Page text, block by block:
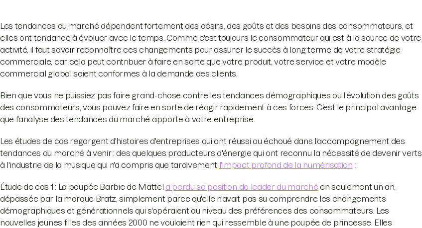
Les tendances du marché dépendent fortement des désirs, des goûts et des besoins des consommateurs, et
elles ont tendance à évoluer avec le temps. Comme c'est toujours le consommateur qui est à la source de votre
activité, il faut savoir reconnaître ces changements pour assurer le succès à long terme de votre stratégie
commerciale, car cela peut contribuer à faire en sorte que votre produit, votre service et votre modèle
commercial global soient conformes à la demande des clients.
Bien que vous ne puissiez pas faire grand-chose contre les tendances démographiques ou l'évolution des goûts
des consommateurs, vous pouvez faire en sorte de réagir rapidement à ces forces. C'est le principal avantage
que l'analyse des tendances du marché apporte à votre entreprise.
Les études de cas regorgent d'histoires d'entreprises qui ont réussi ou échoué dans l'accompagnement des
tendances du marché à venir : des quelques producteurs d'énergie qui ont reconnu la nécessité de devenir verts
à l'industrie de la musique qui n'a compris que tardivement l'impact profond de la numérisation :
Étude de cas 1 : La poupée Barbie de Mattel a perdu sa position de leader du marché en seulement un an,
dépassée par la marque Bratz, simplement parce qu'elle n'avait pas su comprendre les changements
démographiques et générationnels qui s'opéraient au niveau des préférences des consommateurs. Les
nouvelles jeunes filles des années 2000 ne voulaient rien qui ressemble à une poupée de princesse. Elles